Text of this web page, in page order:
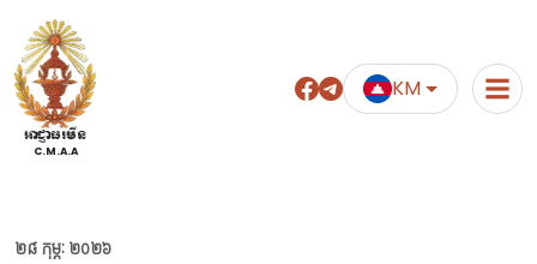
អាជ្ញាធរមីន
C.M.A.A
KM
២៨ កុម្ភៈ ២០២៦